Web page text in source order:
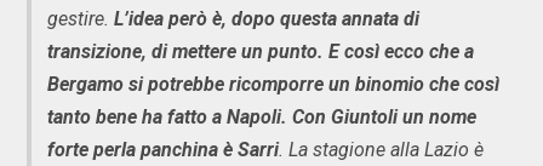
gestire. L’idea però è, dopo questa annata di
transizione, di mettere un punto. E così ecco che a
Bergamo si potrebbe ricomporre un binomio che così
tanto bene ha fatto a Napoli. Con Giuntoli un nome
forte perla panchina è Sarri. La stagione alla Lazio è